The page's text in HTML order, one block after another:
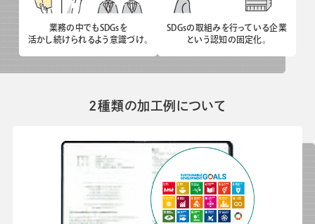
業務の中でもSDGsを
活かし続けられるよう意識づけ。
SDGsの取組みを行っている企業
という認知の固定化。
2種類の加工例について